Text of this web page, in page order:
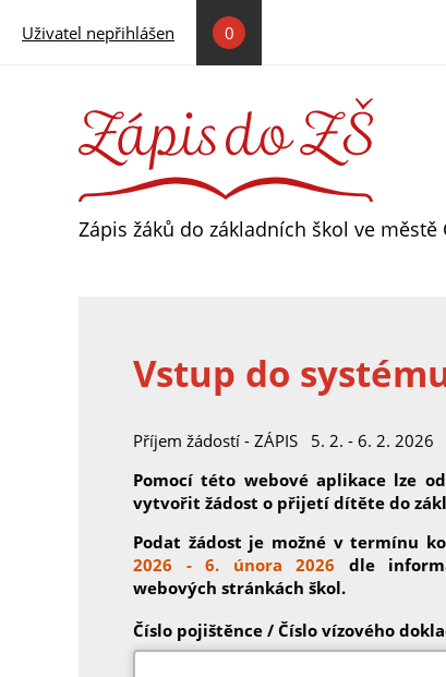
Uživatel nepřihlášen
0
Zápis žáků do základních škol ve městě
Vstup do
Příjem žádostí - ZÁPIS 5. 2. - 6. 2. 2026
Pomocí této webové aplikace lze
vytvořit žádost o přijetí dítěte do
Podat žádost je možné v termínu
2026 - 6. února 2026 dle
webových stránkách škol.
Číslo pojištěnce / Číslo vízového